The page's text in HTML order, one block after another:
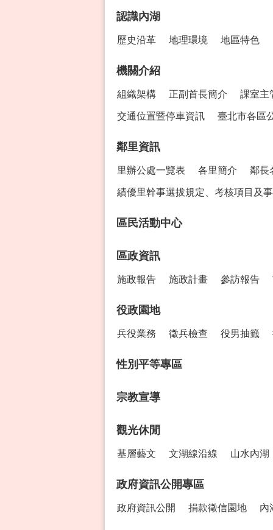
認識內湖
歷史沿革 地理環境 地區特色
機關介紹
組織架構 正副首長簡介 課室主
交通位置暨停車資訊 臺北市各區
鄰里資訊
里辦公處一覽表 各里簡介 鄰長
績優里幹事選拔規定、考核項目及
區民活動中心
區政資訊
施政報告 施政計畫 參訪報告
役政園地
兵役業務 徵兵檢查 役男抽籤
性別平等專區
宗教宣導
觀光休閒
基層藝文 文湖線沿線 山水內湖
政府資訊公開專區
政府資訊公開 捐款徵信園地 內